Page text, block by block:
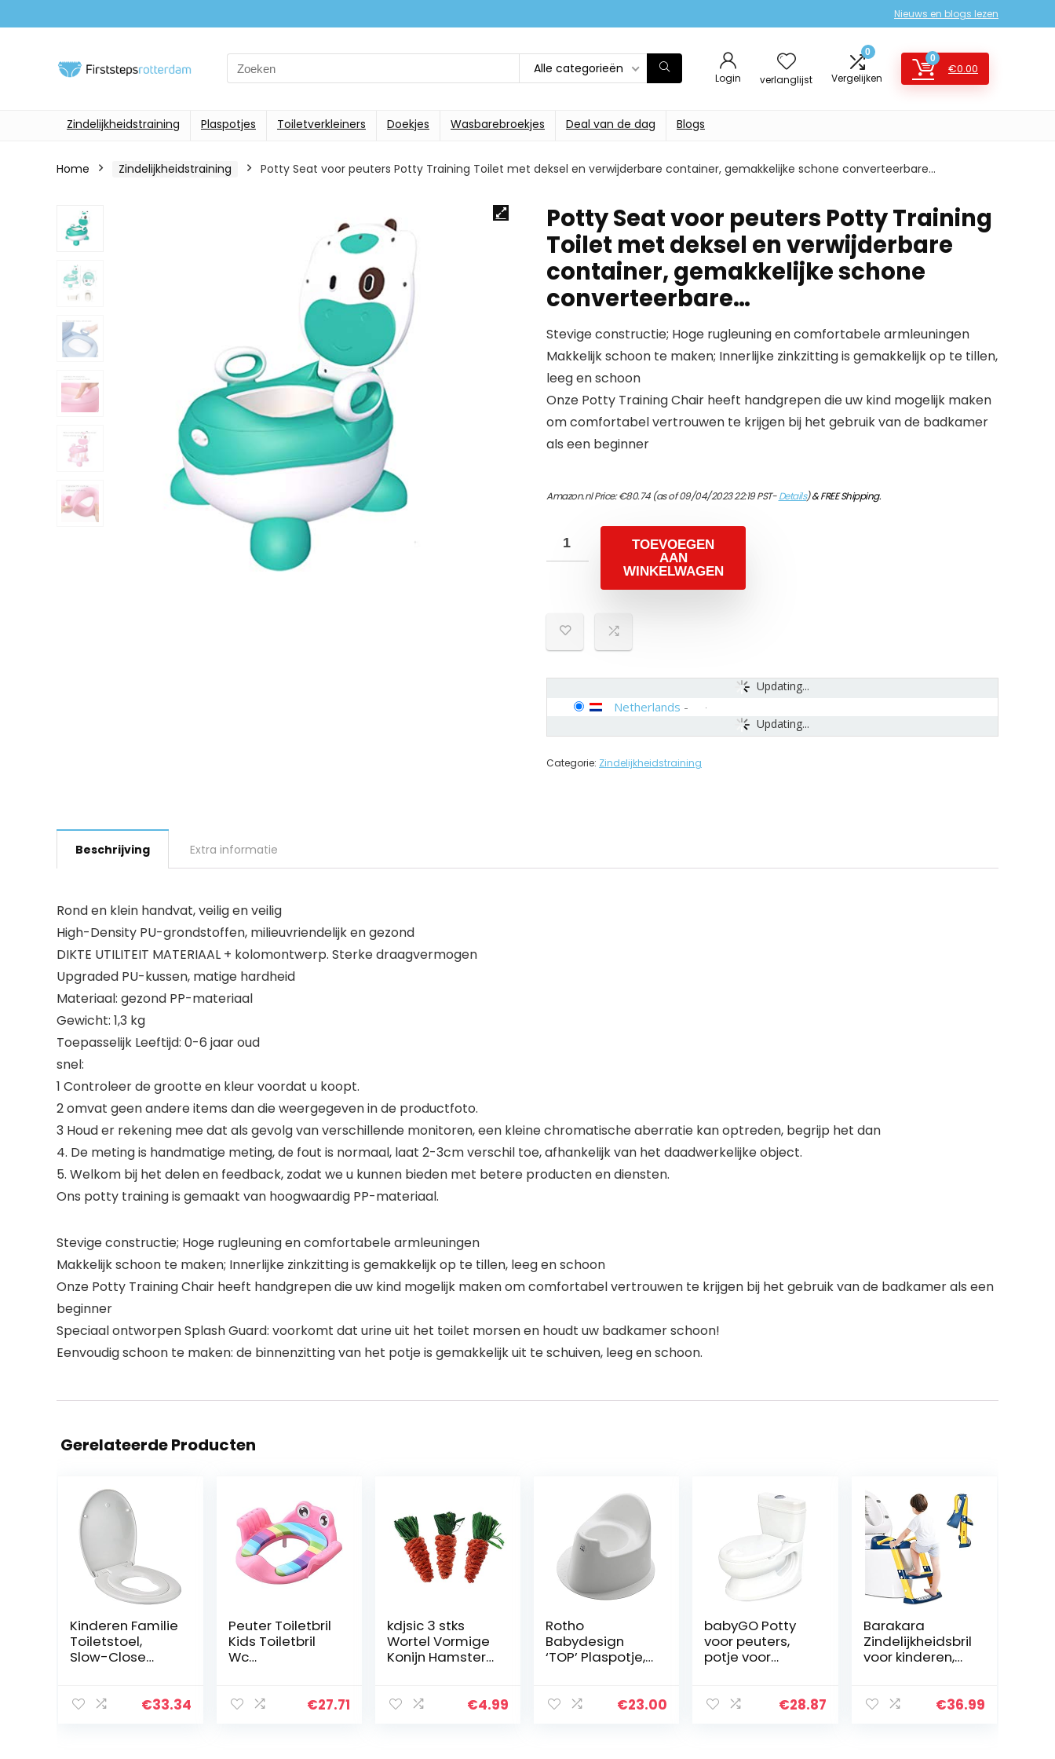
Nieuws en blogs lezen
Search
for:
Alle categorieën
Login verlanglijst
0
Vergelijken
0
€0.00
Zindelijkheidstraining Plaspotjes Toiletverkleiners Doekjes Wasbarebroekjes Deal van de dag Blogs
Home Zindelijkheidstraining Potty Seat voor peuters Potty Training Toilet met deksel en verwijderbare container, gemakkelijke schone converteerbare…
Potty Seat voor peuters Potty Training
Toilet met deksel en verwijderbare
container, gemakkelijke schone
converteerbare…
Stevige constructie; Hoge rugleuning en comfortabele armleuningen
Makkelijk schoon te maken; Innerlijke zinkzitting is gemakkelijk op te tillen,
leeg en schoon
Onze Potty Training Chair heeft handgrepen die uw kind mogelijk maken
om comfortabel vertrouwen te krijgen bij het gebruik van de badkamer
als een beginner
Amazon.nl Price:€80.74(as of 09/04/2023 22:19 PST-Details)&FREE Shipping.
TOEVOEGEN
AAN
WINKELWAGEN
Updating...
Updating...
Netherlands -
Categorie: Zindelijkheidstraining
Beschrijving Extra informatie
Rond en klein handvat, veilig en veilig
High-Density PU-grondstoffen, milieuvriendelijk en gezond
DIKTE UTILITEIT MATERIAAL + kolomontwerp. Sterke draagvermogen
Upgraded PU-kussen, matige hardheid
Materiaal: gezond PP-materiaal
Gewicht: 1,3 kg
Toepasselijk Leeftijd: 0-6 jaar oud
snel:
1 Controleer de grootte en kleur voordat u koopt.
2 omvat geen andere items dan die weergegeven in de productfoto.
3 Houd er rekening mee dat als gevolg van verschillende monitoren, een kleine chromatische aberratie kan optreden, begrijp het dan
4. De meting is handmatige meting, de fout is normaal, laat 2-3cm verschil toe, afhankelijk van het daadwerkelijke object.
5. Welkom bij het delen en feedback, zodat we u kunnen bieden met betere producten en diensten.
Ons potty training is gemaakt van hoogwaardig PP-materiaal.
Stevige constructie; Hoge rugleuning en comfortabele armleuningen
Makkelijk schoon te maken; Innerlijke zinkzitting is gemakkelijk op te tillen, leeg en schoon
Onze Potty Training Chair heeft handgrepen die uw kind mogelijk maken om comfortabel vertrouwen te krijgen bij het gebruik van de badkamer als een
beginner
Speciaal ontworpen Splash Guard: voorkomt dat urine uit het toilet morsen en houdt uw badkamer schoon!
Eenvoudig schoon te maken: de binnenzitting van het potje is gemakkelijk uit te schuiven, leeg en schoon.
Gerelateerde Producten
Kinderen Familie
Toiletstoel,
Slow-Close
voor Reiniging –
€33.34
Peuter Toiletbril
Kids Toiletbril
Wc
Jongens
€27.71
kdjsic 3 stks
Wortel Vormige
Konijn Hamster
Gebitsreiniging
€4.99
Rotho
Babydesign
‘TOP’ Plaspotje,
maanden, wit,
€23.00
babyGO Potty
voor peuters,
potje voor
kindertoilet met
€28.87
Barakara
Zindelijkheidsbril
voor kinderen,
verstelbaar,€36.99